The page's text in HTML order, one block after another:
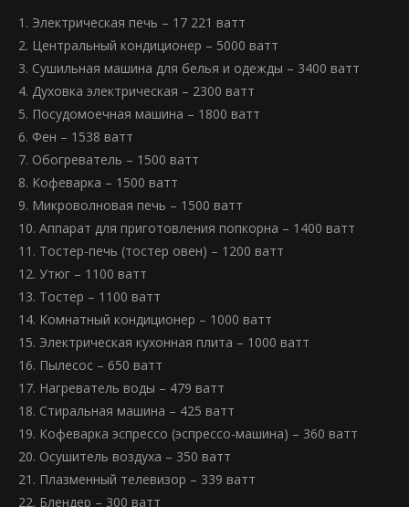
1. Электрическая печь – 17 221 ватт
2. Центральный кондиционер – 5000 ватт
3. Сушильная машина для белья и одежды – 3400 ватт
4. Духовка электрическая – 2300 ватт
5. Посудомоечная машина – 1800 ватт
6. Фен – 1538 ватт
7. Обогреватель – 1500 ватт
8. Кофеварка – 1500 ватт
9. Микроволновая печь – 1500 ватт
10. Аппарат для приготовления попкорна – 1400 ватт
11. Тостер-печь (тостер овен) – 1200 ватт
12. Утюг – 1100 ватт
13. Тостер – 1100 ватт
14. Комнатный кондиционер – 1000 ватт
15. Электрическая кухонная плита – 1000 ватт
16. Пылесос – 650 ватт
17. Нагреватель воды – 479 ватт
18. Стиральная машина – 425 ватт
19. Кофеварка эспрессо (эспрессо-машина) – 360 ватт
20. Осушитель воздуха – 350 ватт
21. Плазменный телевизор – 339 ватт
22. Блендер – 300 ватт